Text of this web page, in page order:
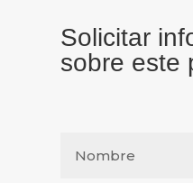
Solicitar
sobre este